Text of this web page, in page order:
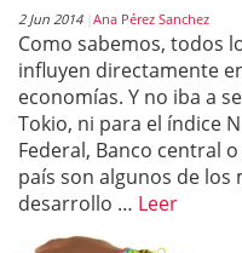
2 Jun 2014 Ana Pérez Sanchez
Como sabemos, todos
influyen directamente
economías. Y no iba a
Tokio, ni para el índice
Federal, Banco central
país son algunos de
desarrollo … Leer